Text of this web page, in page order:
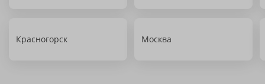
Красногорск Москва